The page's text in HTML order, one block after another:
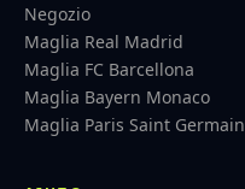
Negozio
Maglia Real Madrid
Maglia FC Barcellona
Maglia Bayern Monaco
Maglia Paris Saint Germain